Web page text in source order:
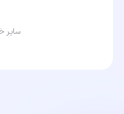
سایر